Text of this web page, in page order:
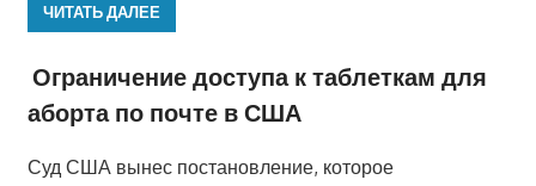
ЧИТАТЬ ДАЛЕЕ
Ограничение доступа к таблеткам для
аборта по почте в США
Суд США вынес постановление, которое